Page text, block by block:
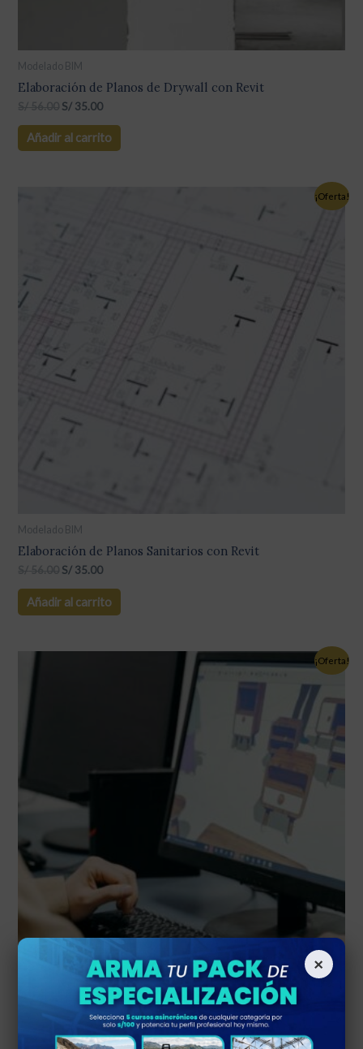
Modelado BIM
Elaboración de Planos de Drywall con Revit
S/ 35.00
Añadir al carrito
¡Oferta!
Modelado BIM
Elaboración de Planos Sanitarios con Revit
S/ 35.00
Añadir al carrito
¡Oferta!
Modelado de arquitectura con BIM – REVIT (basico –
avanzado)
64.00S/40.00
×